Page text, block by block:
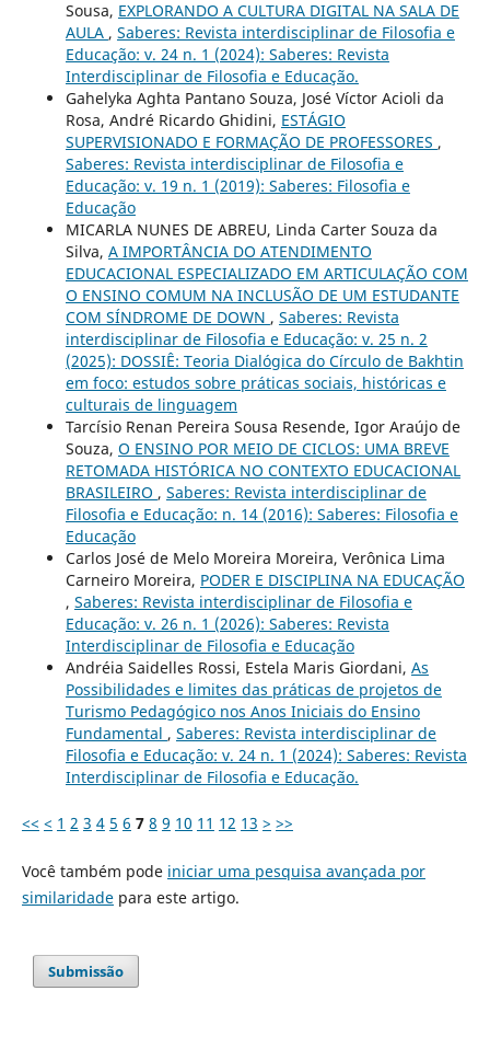
Sousa, EXPLORANDO A CULTURA DIGITAL NA SALA DE
AULA , Saberes: Revista interdisciplinar de Filosofia e
Educação: v. 24 n. 1 (2024): Saberes: Revista
Interdisciplinar de Filosofia e Educação.
Gahelyka Aghta Pantano Souza, José Víctor Acioli da
Rosa, André Ricardo Ghidini, ESTÁGIO
SUPERVISIONADO E FORMAÇÃO DE PROFESSORES ,
Saberes: Revista interdisciplinar de Filosofia e
Educação: v. 19 n. 1 (2019): Saberes: Filosofia e
Educação
MICARLA NUNES DE ABREU, Linda Carter Souza da
Silva, A IMPORTÂNCIA DO ATENDIMENTO
EDUCACIONAL ESPECIALIZADO EM ARTICULAÇÃO COM
O ENSINO COMUM NA INCLUSÃO DE UM ESTUDANTE
COM SÍNDROME DE DOWN , Saberes: Revista
interdisciplinar de Filosofia e Educação: v. 25 n. 2
(2025): DOSSIÊ: Teoria Dialógica do Círculo de Bakhtin
em foco: estudos sobre práticas sociais, históricas e
culturais de linguagem
Tarcísio Renan Pereira Sousa Resende, Igor Araújo de
Souza, O ENSINO POR MEIO DE CICLOS: UMA BREVE
RETOMADA HISTÓRICA NO CONTEXTO EDUCACIONAL
BRASILEIRO , Saberes: Revista interdisciplinar de
Filosofia e Educação: n. 14 (2016): Saberes: Filosofia e
Educação
Carlos José de Melo Moreira Moreira, Verônica Lima
Carneiro Moreira, PODER E DISCIPLINA NA EDUCAÇÃO
, Saberes: Revista interdisciplinar de Filosofia e
Educação: v. 26 n. 1 (2026): Saberes: Revista
Interdisciplinar de Filosofia e Educação
Andréia Saidelles Rossi, Estela Maris Giordani, As
Possibilidades e limites das práticas de projetos de
Turismo Pedagógico nos Anos Iniciais do Ensino
Fundamental , Saberes: Revista interdisciplinar de
Filosofia e Educação: v. 24 n. 1 (2024): Saberes: Revista
Interdisciplinar de Filosofia e Educação.
<< < 1 2 3 4 5 6 7 8 9 10 11 12 13 > >>
Você também pode iniciar uma pesquisa avançada por
similaridadepara este artigo.
Submissão